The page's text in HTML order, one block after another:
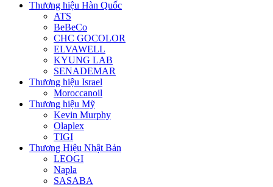
Thương hiệu Hàn Quốc
ATS
BeBeCo
CHC GOCOLOR
ELVAWELL
KYUNG LAB
SENADEMAR
Thương hiệu Israel
Moroccanoil
Thương hiệu Mỹ
Kevin Murphy
Olaplex
TIGI
Thương Hiệu Nhật Bản
LEOGI
Napla
SASABA